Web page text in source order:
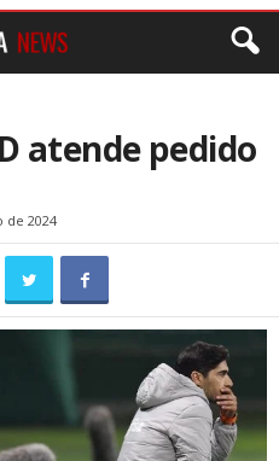
atende pedido
de 2024